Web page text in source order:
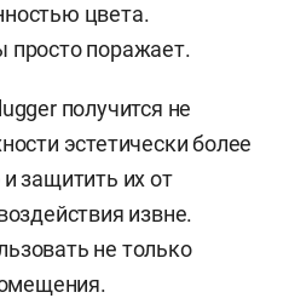
цвета.
просто поражает.
получится не
эстетически более
защитить их от
извне.
не только